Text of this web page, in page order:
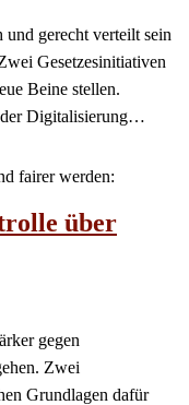
gerecht verteilt sein
Gesetzesinitiativen
Beine stellen.
Digitalisierung…
fairer werden:
über
gegen
Zwei
Grundlagen dafür